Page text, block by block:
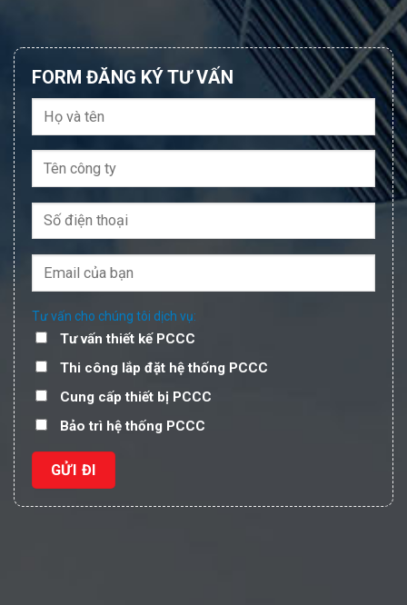
FORM ĐĂNG KÝ TƯ VẤN
Tư vấn cho chúng tôi dịch vụ:
Tư vấn thiết kế PCCC
Thi công lắp đặt hệ thống PCCC
Cung cấp thiết bị PCCC
Bảo trì hệ thống PCCC